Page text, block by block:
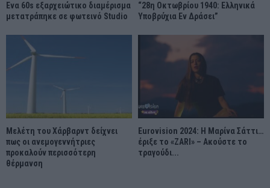
Ένα 60s εξαρχειώτικο διαμέρισμα
μετατράπηκε σε φωτεινό Studio
“28η Οκτωβρίου 1940: Ελληνικά
Υποβρύχια Εν Δράσει”
Μελέτη του Χάρβαρντ δείχνει
πως οι ανεμογεννήτριες
προκαλούν περισσότερη
θέρμανση
Eurovision 2024: Η Μαρίνα Σάττι…
έριξε το «ZARI» – Ακούστε το
τραγούδι...